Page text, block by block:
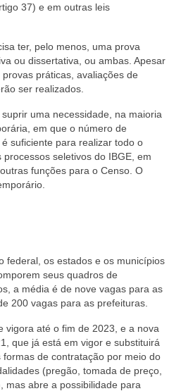
37) e em outras leis
ter, pelo menos, uma prova
ou dissertativa, ou ambas. Apesar
práticas, avaliações de
ser realizados.
uma necessidade, na maioria
em que o número de
suficiente para realizar todo o
seletivos do IBGE, em
funções para o Censo. O
federal, os estados e os municípios
seus quadros de
a média é de nove vagas para as
200 vagas para as prefeituras.
vigora até o fim de 2023, e a nova
que já está em vigor e substituirá
de contratação por meio do
(pregão, tomada de preço,
mas abre a possibilidade para